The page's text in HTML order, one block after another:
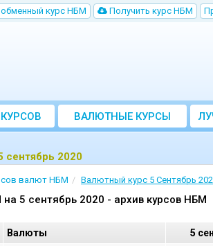
курс НБM Получить курс НБМ
ВАЛЮТНЫЕ КУРСЫ
БАНКОВ
2020
валют НБМ Валютный курс 5 Сентябрь
5 сентябрь 2020 - архив курсов НБМ
Валюты 5